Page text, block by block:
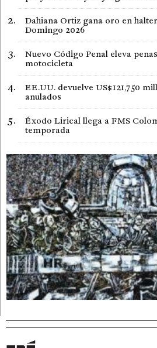
Dahiana Ortiz gana oro en
Domingo 2026
Nuevo Código Penal eleva
motocicleta
EE.UU. devuelve US$121,750
anulados
Éxodo Lirical llega a FMS
temporada